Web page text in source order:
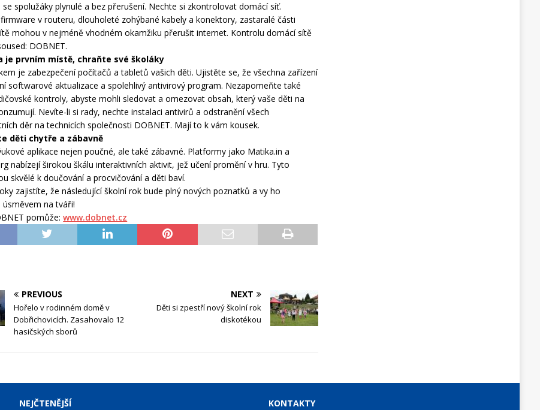
se spolužáky plynulé a bez přerušení. Nechte si zkontrolovat domácí síť.
v routeru, dlouholeté zohýbané kabely a konektory, zastaralé části
mohou v nejméně vhodném okamžiku přerušit internet. Kontrolu domácí sítě
DOBNET.
je prvním místě, chraňte své školáky
je zabezpečení počítačů a tabletů vašich děti. Ujistěte se, že všechna zařízení
softwarové aktualizace a spolehlivý antivirový program. Nezapomeňte také
kontroly, abyste mohli sledovat a omezovat obsah, který vaše děti na
Nevíte-li si rady, nechte instalaci antivirů a odstranění všech
děr na technicích společnosti DOBNET. Mají to k vám kousek.
děti chytře a zábavně
aplikace nejen poučné, ale také zábavné. Platformy jako Matika.in a
nabízejí širokou škálu interaktivních aktivit, jež učení promění v hru. Tyto
skvělé k doučování a procvičování a děti baví.
zajistíte, že následující školní rok bude plný nových poznatků a vy ho
úsměvem na tváři!
pomůže:www.dobnet.cz
PREVIOUS
Hořelo v rodinném domě v
Dobřichovicích. Zasahovalo 12
hasičských sborů
NEXT
Děti si zpestří nový školní rok
diskotékou
NEJČTENĚJŠÍ KONTAKTY